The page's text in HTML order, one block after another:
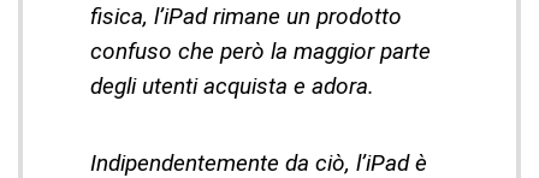
fisica, l’iPad rimane un prodotto
confuso che però la maggior parte
degli utenti acquista e adora.
Indipendentemente da ciò, l’iPad è